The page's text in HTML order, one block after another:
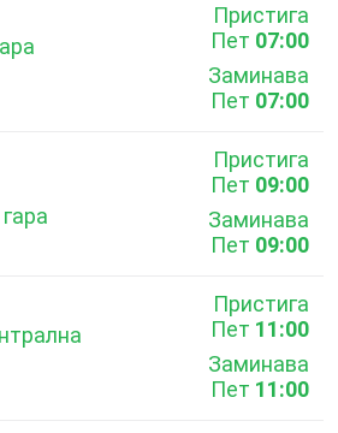
Пристига
Пет 07:00
Заминава
Пет 07:00
Пристига
Пет 09:00
Заминава
Пет 09:00
Пристига
Пет 11:00
Заминава
Пет 11:00